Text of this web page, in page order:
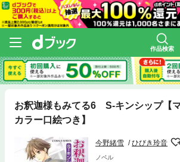
作品検索
お釈迦様もみてる6 S-キンシップ【
カラー口絵つき】
今野緒雪 ひびき玲音
ノベル